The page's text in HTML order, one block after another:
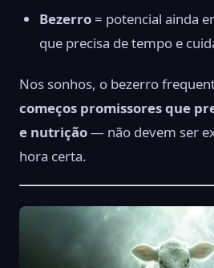
Bezerro = potencial ainda
que precisa de tempo e
Nos sonhos, o bezerro
começos promissores que
e nutrição— não devem ser
hora certa.